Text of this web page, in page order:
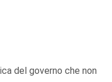
del governo che non